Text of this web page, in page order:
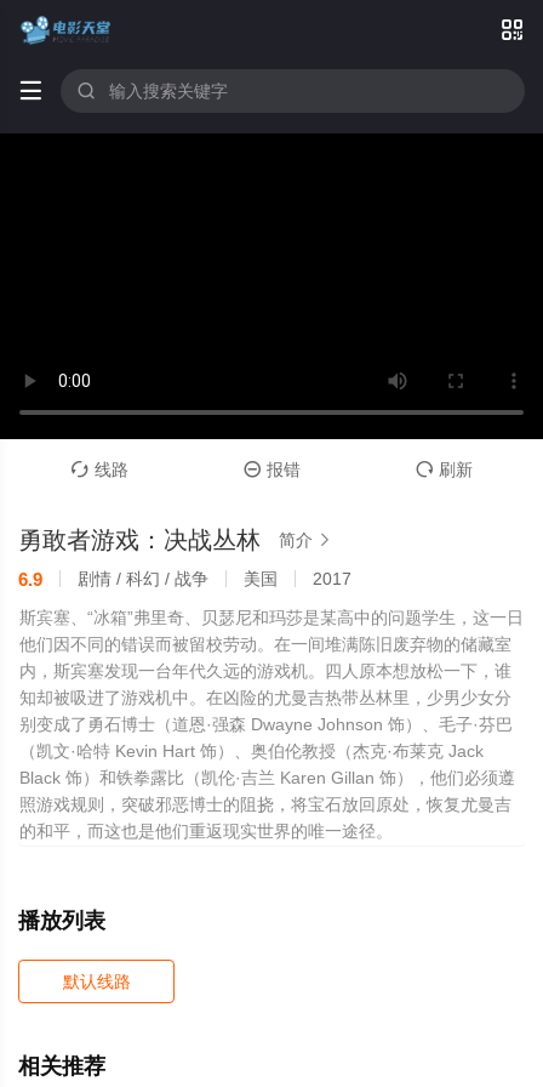

 
 线路  报错  刷新
勇敢者游戏：决战丛林 简介 
6.9 剧情 / 科幻 / 战争 美国
2017
斯宾塞、“冰箱”弗里奇、贝瑟尼和玛莎是某高中的问题学生，这一日
他们因不同的错误而被留校劳动。在一间堆满陈旧废弃物的储藏室
内，斯宾塞发现一台年代久远的游戏机。四人原本想放松一下，谁
知却被吸进了游戏机中。在凶险的尤曼吉热带丛林里，少男少女分
别变成了勇石博士（道恩·强森 Dwayne Johnson 饰）、毛子·芬巴
（凯文·哈特 Kevin Hart 饰）、奥伯伦教授（杰克·布莱克 Jack
Black 饰）和铁拳露比（凯伦·吉兰 Karen Gillan 饰），他们必须遵
照游戏规则，突破邪恶博士的阻挠，将宝石放回原处，恢复尤曼吉
的和平，而这也是他们重返现实世界的唯一途径。
播放列表
默认线路
相关推荐